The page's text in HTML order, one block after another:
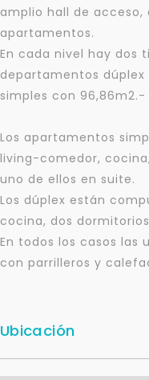
amplio hall de
apartamentos.
En cada nivel hay dos
departamentos dúplex
simples con 96,86m2.-
Los apartamentos
living-comedor,
uno de ellos en suite.
Los dúplex están
cocina, dos
En todos los casos las
con parrilleros y
Ubicación
Para